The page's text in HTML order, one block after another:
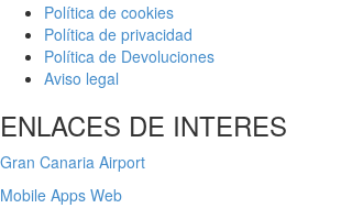
Política de cookies
Política de privacidad
Política de Devoluciones
Aviso legal
ENLACES DE INTERES
Gran Canaria Airport
Mobile Apps Web